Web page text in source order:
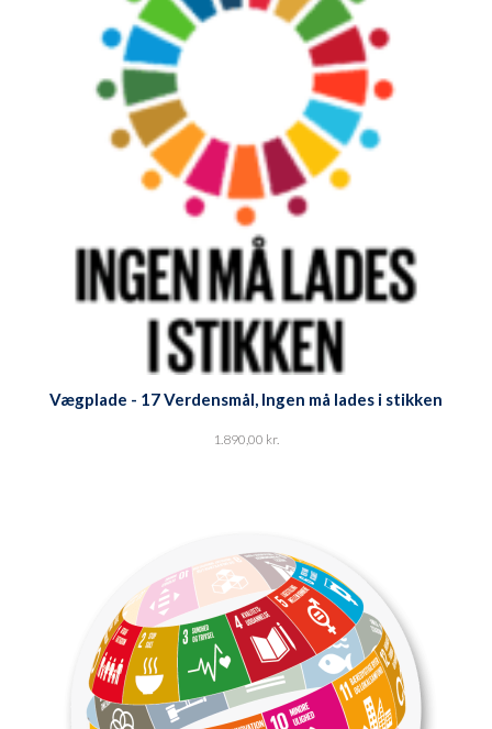
Vægplade - 17 Verdensmål, Ingen må lades i stikken
1.890,00 kr.